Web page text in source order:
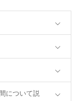
について説